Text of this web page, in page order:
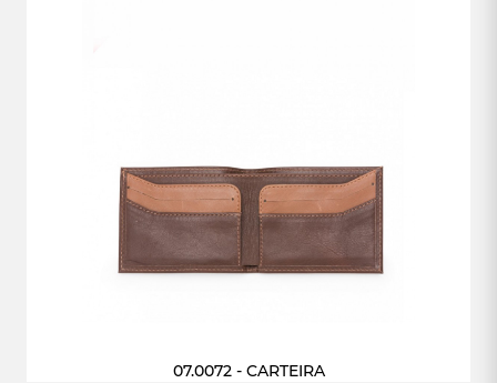
07.0072 - CARTEIRA